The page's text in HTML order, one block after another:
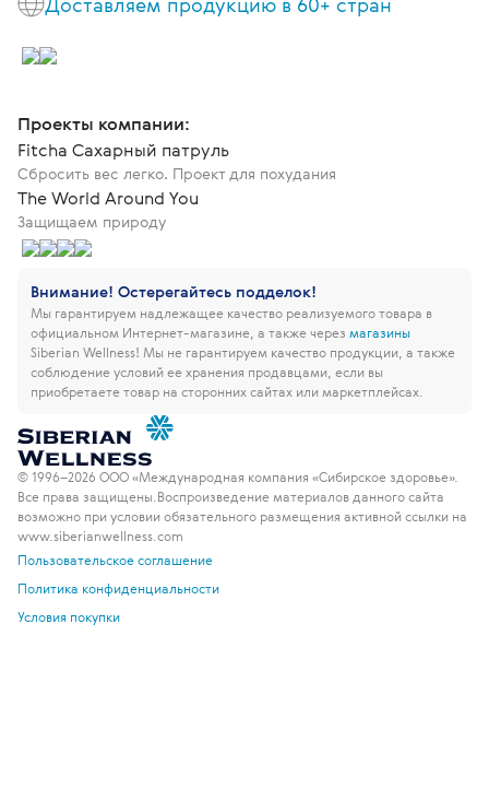
Проекты компании:
Fitcha Сахарный патруль
Сбросить вес легко. Проект для похудания
The World Around You
Защищаем природу
Внимание! Остерегайтесь подделок!
Мы гарантируем надлежащее качество реализуемого товара в
официальном Интернет-магазине, а также через магазины
Siberian Wellness! Мы не гарантируем качество продукции, а также
соблюдение условий ее хранения продавцами, если вы
приобретаете товар на сторонних сайтах или маркетплейсах.
© 1996–2026 ООО «Международная компания «Сибирское здоровье».
Все права защищены. Воспроизведение материалов данного сайта
возможно при условии обязательного размещения активной ссылки на
www.siberianwellness.com
Пользовательское соглашение
Политика конфиденциальности
Условия покупки